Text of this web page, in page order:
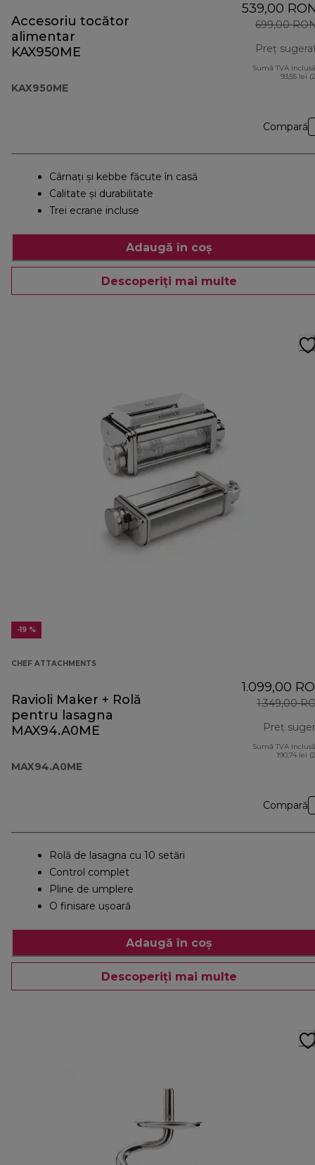
Accesoriu tocător
alimentar
KAX950ME
KAX950ME
539,00
699,00
Preț
Sumă TVA
93,55 lei
Compară
Cârnaţi şi kebbe făcute în casă
Calitate și durabilitate
Trei ecrane incluse
Adaugă în coș
Descoperiți mai multe
-19 %
CHEF ATTACHMENTS
Ravioli Maker + Rolă
pentru lasagna
MAX94.A0ME
MAX94.A0ME
1.099,00
1.349,00
Preț
Sumă TVA
190,74 lei
Compară
Rolă de lasagna cu 10 setări
Control complet
Pline de umplere
O finisare ușoară
Adaugă în coș
Descoperiți mai multe